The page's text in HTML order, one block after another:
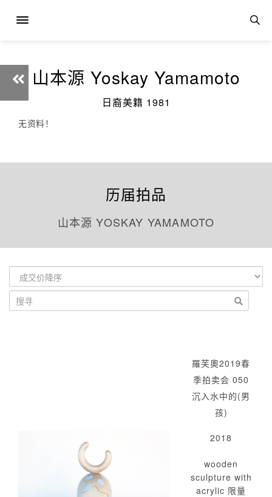
山本源 Yoskay Yamamoto
日裔美籍 1981
无资料！
历届拍品
山本源 YOSKAY YAMAMOTO
羅芙奧2019春
季拍卖会 050
沉入水中的(男
孩)
2018
wooden
sculpture with
acrylic 限量